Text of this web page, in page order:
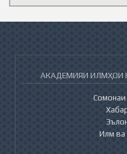
АКАДЕМИЯИ ИЛМҲОИ
Илм ва